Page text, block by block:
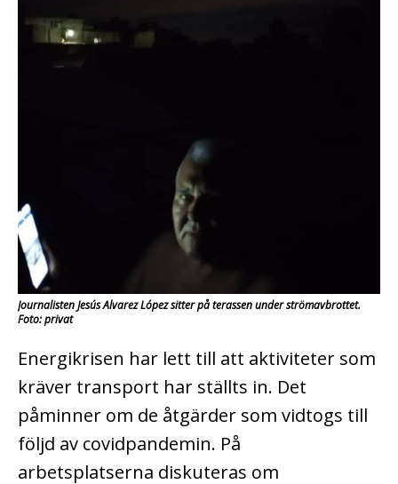
Journalisten Jesús Alvarez López sitter på terassen under strömavbrottet.
Foto: privat
Energikrisen har lett till att aktiviteter som
kräver transport har ställts in. Det
påminner om de åtgärder som vidtogs till
följd av covidpandemin. På
arbetsplatserna diskuteras om